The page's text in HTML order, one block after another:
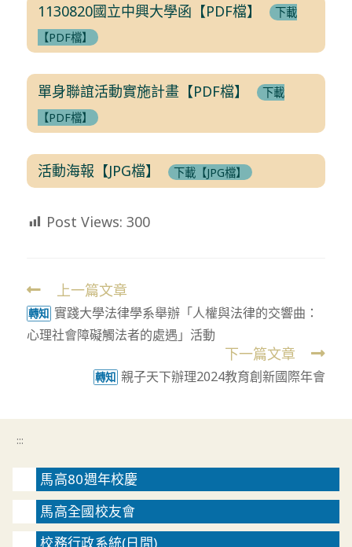
1130820國立中興大學函【PDF檔】
下載
【PDF檔】
單身聯誼活動實施計畫【PDF檔】
下載
【PDF檔】
活動海報【JPG檔】 下載【JPG檔】
Post Views: 300
Read
more
articles
上一篇文章
轉知 實踐大學法律學系舉辦「人權與法律的交響曲：
心理社會障礙觸法者的處遇」活動
下一篇文章
轉知 親子天下辦理2024教育創新國際年會
:::
馬高80週年校慶
馬高全國校友會
校務行政系統(日間)